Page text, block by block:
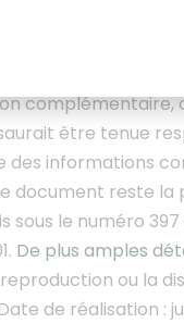
Elles ne sont
risques de
et
complémentaire,
être tenue
des informations
document reste la
sous le numéro
De plus amples
reproduction ou la
de réalisation :